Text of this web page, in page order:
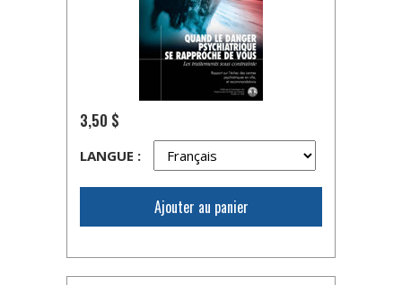
3,50 $
LANGUE :
Ajouter au panier